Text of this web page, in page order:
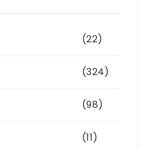
(22)
(324)
(98)
(11)